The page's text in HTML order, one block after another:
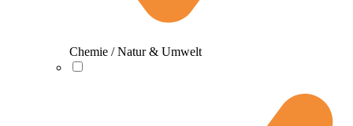
Chemie / Natur & Umwelt